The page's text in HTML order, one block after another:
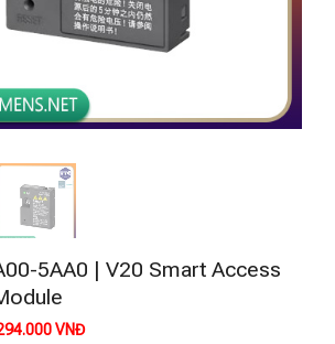
5AA0 | V20 Smart Access
VNĐGiá